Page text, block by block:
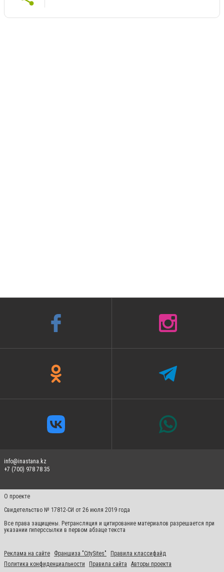
info@inastana.kz
+7 (700) 978 78 35
О проекте
Свидетельство № 17812-СИ от 26 июля 2019 года
Все права защищены. Ретрансляция и цитирование материалов разрешается при
указании гиперссылки в первом абзаце текста
Реклама на сайте Франшиза "CitySites"
Правила классифайд
Политика конфиденциальности
Правила сайта Авторы проекта